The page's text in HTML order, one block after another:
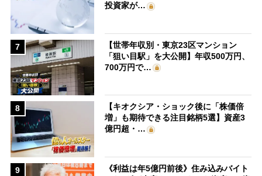
投資家が…
7
【世帯年収別・東京23区マンション
「狙い目駅」を大公開】年収500万円、
700万円で…
8
【キオクシア・ショック後に「株価倍
増」も期待できる注目銘柄5選】資産3
億円超・…
9
《利益は年5億円前後》住み込みバイト